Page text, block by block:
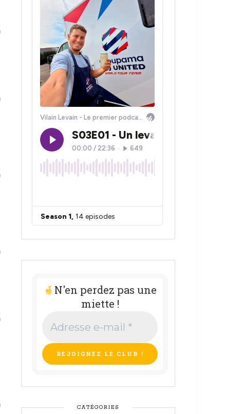
N'en perdez pas une
miette !
e-
mail
*
CATÉGORIES